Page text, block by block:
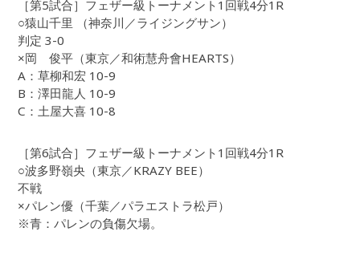
［第5試合］フェザー級トーナメント1回戦4分1R
○猿山千里 （神奈川／ライジングサン）
判定 3-0
×岡 俊平（東京／和術慧舟會HEARTS）
A：草柳和宏 10-9
B：澤田龍人 10-9
C：土屋大喜 10-8
［第6試合］フェザー級トーナメント1回戦4分1R
○波多野嶺央（東京／KRAZY BEE）
不戦
×パレン優（千葉／パラエストラ松戸）
※青：パレンの負傷欠場。